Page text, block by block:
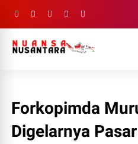
Forkopimda
Digelarnya